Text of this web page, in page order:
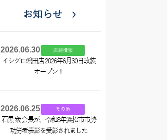
お知らせ
2026.06.30 店舗情報
イシグロ磐田店 2026年6月30日改装
オープン！
2026.06.25 その他
石黒 衆 会長が、令和8年浜松市市勢
功労者表彰を受彰されました